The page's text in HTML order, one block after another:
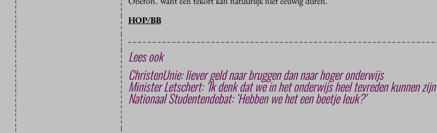
HOP/BB
Lees ook
ChristenUnie: liever geld naar bruggen dan naar hoger onderwijs
Minister Letschert: ‘Ik denk dat we in het onderwijs heel tevreden kunnen zijn’
Nationaal Studentendebat: ‘Hebben we het een beetje leuk?’